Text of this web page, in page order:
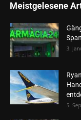
Meistgelesene
3.
5.